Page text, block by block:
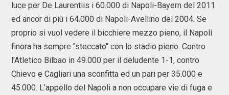
luce per De Laurentiis i 60.000 di Napoli-Bayern del 2011
ed ancor di più i 64.000 di Napoli-Avellino del 2004. Se
proprio si vuol vedere il bicchiere mezzo pieno, il Napoli
finora ha sempre "steccato" con lo stadio pieno. Contro
l'Atletico Bilbao in 49.000 per il deludente 1-1, contro
Chievo e Cagliari una sconfitta ed un pari per 35.000 e
45.000. L’appello del Napoli a non occupare vie di fuga e